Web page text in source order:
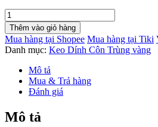
Miếng
keo
dính
Vàng
Côn
Trùng
Nhập
Khẩu
(giá
6.000
Thêm vào giỏ hàng
Mua hàng tại Shopee Mua hàng tại Tiki
Danh mục: Keo Dính Côn Trùng vàng
Mô tả
Mua & Trả hàng
Đánh giá
Mô tả